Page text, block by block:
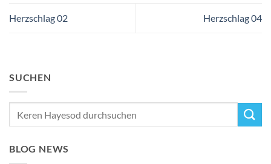
Herzschlag 02 Herzschlag 04
SUCHEN
BLOG NEWS